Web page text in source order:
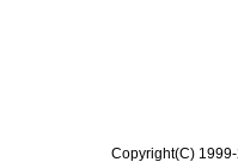
Copyright(C)